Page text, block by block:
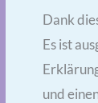
Dank
Es ist
und